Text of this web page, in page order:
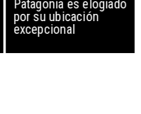
Patagonia es elogiado
por su ubicación
excepcional